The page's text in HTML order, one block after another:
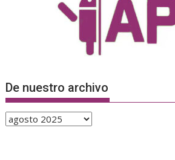
De nuestro archivo
De